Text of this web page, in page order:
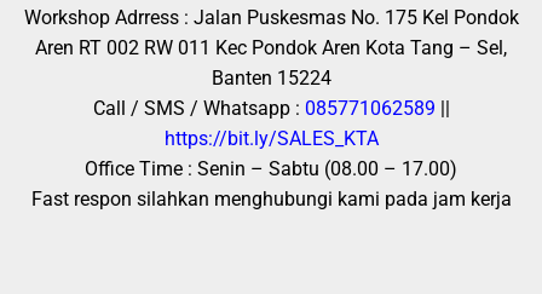
Workshop Adrress : Jalan Puskesmas No. 175 Kel Pondok
Aren RT 002 RW 011 Kec Pondok Aren Kota Tang – Sel,
Banten 15224
Call / SMS / Whatsapp : 085771062589 ||
https://bit.ly/SALES_KTA
Office Time : Senin – Sabtu (08.00 – 17.00)
Fast respon silahkan menghubungi kami pada jam kerja